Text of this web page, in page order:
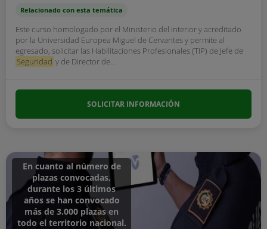
Relacionado con esta temática
Este curso homologado por el Ministerio del Interior y acreditado
por la Universidad Europea Miguel de Cervantes y permite al
egresado, solicitar las Habilitaciones Profesionales (TIP) de Jefe de
Seguridad y de Director de...
SOLICITAR INFORMACIÓN
En cuanto al número de
plazas convocadas,
durante los 3 últimos
años se han convocado
más de 3.000 plazas en
todo el territorio nacional.